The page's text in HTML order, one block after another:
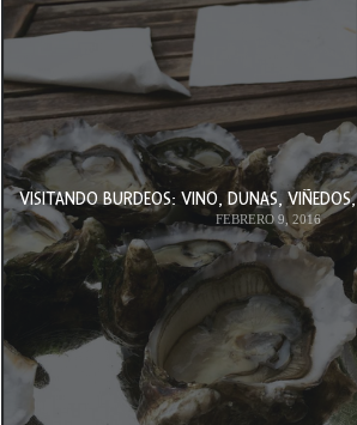
VISITANDO BURDEOS: VINO, DUNAS,
FEBRERO 9, 2016